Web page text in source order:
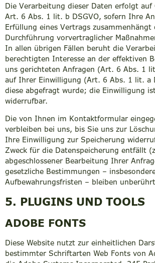
Die Verarbeitung dieser Daten erfolgt auf
Art. 6 Abs. 1 lit. b DSGVO, sofern Ihre
Erfüllung eines Vertrags zusammenhängt
Durchführung vorvertraglicher
In allen übrigen Fällen beruht die
berechtigten Interesse an der effektiven
uns gerichteten Anfragen (Art. 6 Abs. 1
auf Ihrer Einwilligung (Art. 6 Abs. 1 lit. a
diese abgefragt wurde; die Einwilligung
widerrufbar.
Die von Ihnen im Kontaktformular
verbleiben bei uns, bis Sie uns zur
Ihre Einwilligung zur Speicherung
Zweck für die Datenspeicherung entfällt
abgeschlossener Bearbeitung Ihrer
gesetzliche Bestimmungen –
Aufbewahrungsfristen – bleiben
5. PLUGINS UND TOOLS
ADOBE FONTS
Diese Website nutzt zur einheitlichen
bestimmter Schriftarten Web Fonts von